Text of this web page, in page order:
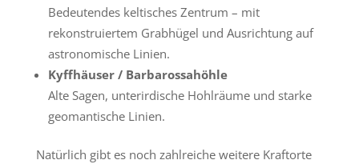
Bedeutendes keltisches Zentrum – mit
rekonstruiertem Grabhügel und Ausrichtung auf
astronomische Linien.
Kyffhäuser / Barbarossahöhle
Alte Sagen, unterirdische Hohlräume und starke
geomantische Linien.
Natürlich gibt es noch zahlreiche weitere Kraftorte